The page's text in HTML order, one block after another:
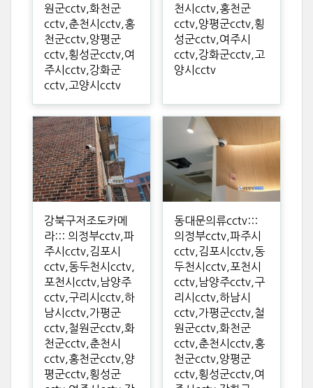
원군cctv,화천군
cctv,춘천시cctv,홍
천군cctv,양평군
cctv,횡성군cctv,여
주시cctv,강화군
cctv,고양시cctv
천시cctv,홍천군
cctv,양평군cctv,횡
성군cctv,여주시
cctv,강화군cctv,고
양시cctv
강북구저조도카메
라::: 의정부cctv,파
주시cctv,김포시
cctv,동두천시cctv,
포천시cctv,남양주
cctv,구리시cctv,하
남시cctv,가평군
cctv,철원군cctv,화
천군cctv,춘천시
cctv,홍천군cctv,양
평군cctv,횡성군
동대문의류cctv:::
의정부cctv,파주시
cctv,김포시cctv,동
두천시cctv,포천시
cctv,남양주cctv,구
리시cctv,하남시
cctv,가평군cctv,철
원군cctv,화천군
cctv,춘천시cctv,홍
천군cctv,양평군
cctv,횡성군cctv,여